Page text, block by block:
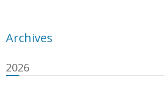
Archives
2026